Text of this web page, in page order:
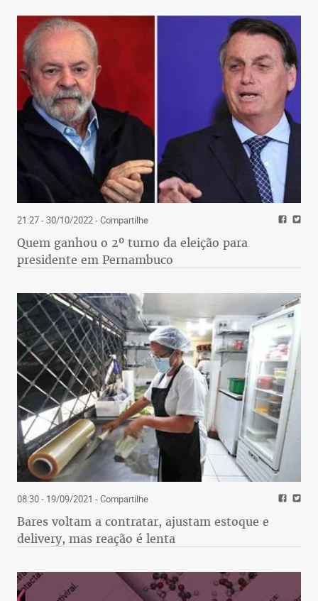
21:27 - 30/10/2022- Compartilhe
Quem ganhou o 2º turno da eleição para
presidente em Pernambuco
08:30 - 19/09/2021 - Compartilhe
Bares voltam a contratar, ajustam estoque e
delivery, mas reação é lenta